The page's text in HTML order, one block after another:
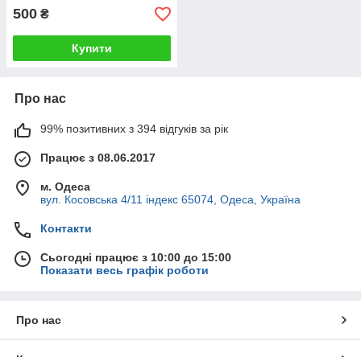
500 ₴
Купити
Про нас
99% позитивних з 394 відгуків за рік
Працює з 08.06.2017
м. Одеса
вул. Косовська 4/11 індекс 65074, Одеса, Україна
Контакти
Сьогодні працює з 10:00 до 15:00
Показати весь графік роботи
Про нас